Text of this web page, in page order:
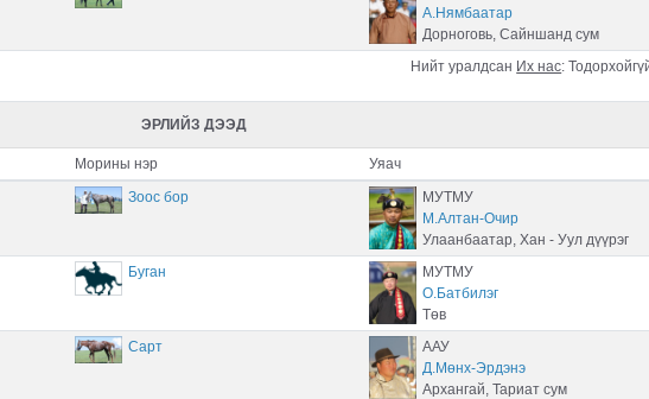
А.Нямбаатар
Дорноговь, Сайншанд сум
Нийт уралдсан Их нас:
ЭРЛИЙЗ ДЭЭД
Морины нэр Уяач
Зоос бор
МУТМУ
М.Алтан-Очир
Улаанбаатар, Хан - Уул дүүрэг
Буган
МУТМУ
О.Батбилэг
Төв
Сарт
ААУ
Д.Мөнх-Эрдэнэ
Архангай, Тариат сум